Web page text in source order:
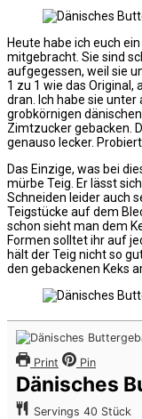
Heute habe ich euch
mitgebracht. Sie sind
aufgegessen, weil sie
1 zu 1 wie das Original,
dran. Ich habe sie
grobkörnigen
Zimtzucker gebacken.
genauso lecker.
Das Einzige, was bei
mürbe Teig. Er lässt
Schneiden leider auch
Teigstücke auf dem
schon sieht man dem
Formen solltet ihr auf
hält der Teig nicht so
den gebackenen Keks
Print Pin
Dänisches
Servings 40 Stück